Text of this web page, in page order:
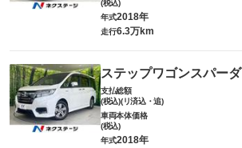
(税込)
年式2018年
走行6.3万km
ステップワゴンスパーダ
支払総額
(税込)(リ済込・追)
車両本体価格
(税込)
年式2018年